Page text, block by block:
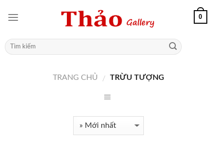
0
TRANG CHỦ / TRỪU TƯỢNG